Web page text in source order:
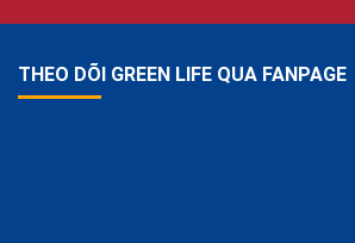
THEO DÕI GREEN LIFE QUA FANPAGE